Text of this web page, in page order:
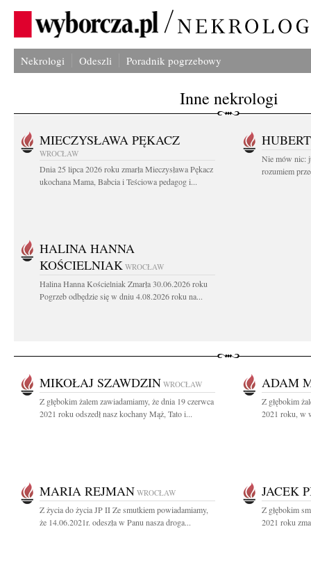
Nekrologi Odeszli Poradnik pogrzebowy
Inne nekrologi
MIECZYSŁAWA PĘKACZ
WROCŁAW
Dnia 25 lipca 2026 roku zmarła Mieczysława Pękacz
ukochana Mama, Babcia i Teściowa pedagog i...
Nie mów nic:
rozumiem
HALINA HANNA
KOŚCIELNIAK WROCŁAW
Halina Hanna Kościelniak Zmarła 30.06.2026 roku
Pogrzeb odbędzie się w dniu 4.08.2026 roku na...
MIKOŁAJ SZAWDZIN WROCŁAW
Z głębokim żalem zawiadamiamy, że dnia 19 czerwca
2021 roku odszedł nasz kochany Mąż, Tato i...
ADAM
Z głębokim
2021 roku, w
MARIA REJMAN WROCŁAW
Z życia do życia JP II Ze smutkiem powiadamiamy,
że 14.06.2021r. odeszła w Panu nasza droga...
JACEK
Z głębokim
2021 roku